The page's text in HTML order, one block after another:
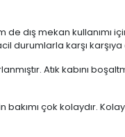
dış mekan kullanımı
durumlarla karşı
Atık kabını
bakımı çok kolaydır.